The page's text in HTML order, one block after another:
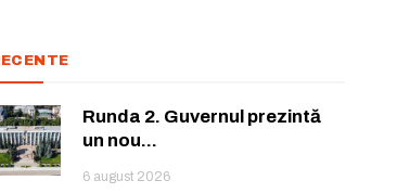
inspiră.
inspiră.
Runda 2. Guvernul prezintă
un nou...
6 august 2026